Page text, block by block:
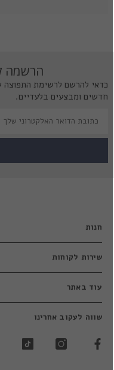
הרשמה
כדאי להרשם לרשימת התפוצה
חדשים ומבצעים בלעדיים.
חנות
שירות לקוחות
עוד באתר
שווה לעקוב אחרינו